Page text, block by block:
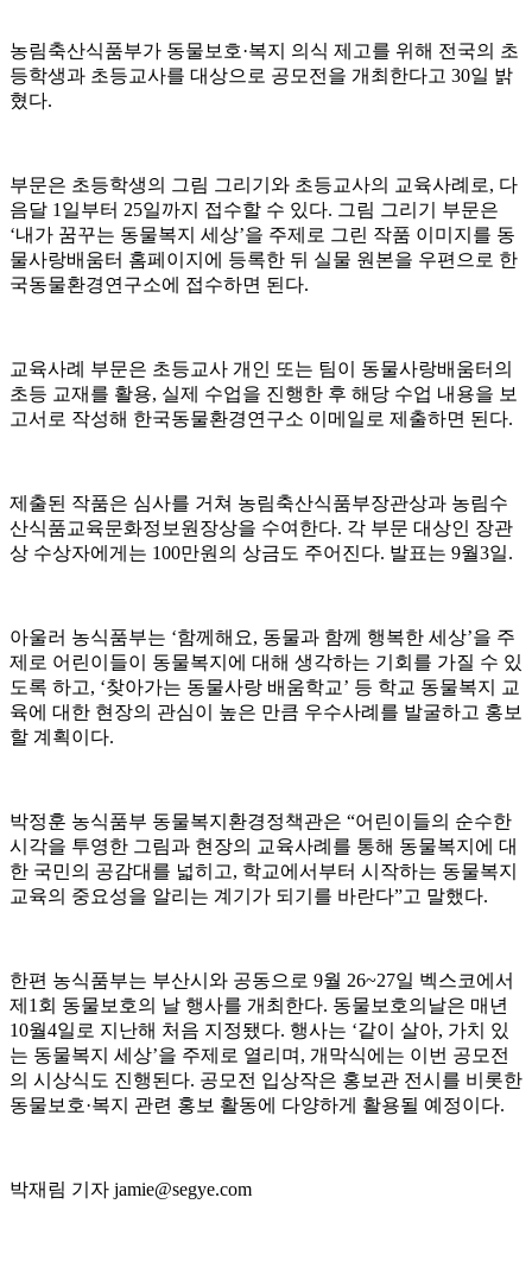
농림축산식품부가 동물보호·복지 의식 제고를 위해 전국의 초
등학생과 초등교사를 대상으로 공모전을 개최한다고 30일 밝
혔다.
부문은 초등학생의 그림 그리기와 초등교사의 교육사례로, 다
음달 1일부터 25일까지 접수할 수 있다. 그림 그리기 부문은
‘내가 꿈꾸는 동물복지 세상’을 주제로 그린 작품 이미지를 동
물사랑배움터 홈페이지에 등록한 뒤 실물 원본을 우편으로 한
국동물환경연구소에 접수하면 된다.
교육사례 부문은 초등교사 개인 또는 팀이 동물사랑배움터의
초등 교재를 활용, 실제 수업을 진행한 후 해당 수업 내용을 보
고서로 작성해 한국동물환경연구소 이메일로 제출하면 된다.
제출된 작품은 심사를 거쳐 농림축산식품부장관상과 농림수
산식품교육문화정보원장상을 수여한다. 각 부문 대상인 장관
상 수상자에게는 100만원의 상금도 주어진다. 발표는 9월3일.
아울러 농식품부는 ‘함께해요, 동물과 함께 행복한 세상’을 주
제로 어린이들이 동물복지에 대해 생각하는 기회를 가질 수 있
도록 하고, ‘찾아가는 동물사랑 배움학교’ 등 학교 동물복지 교
육에 대한 현장의 관심이 높은 만큼 우수사례를 발굴하고 홍보
할 계획이다.
박정훈 농식품부 동물복지환경정책관은 “어린이들의 순수한
시각을 투영한 그림과 현장의 교육사례를 통해 동물복지에 대
한 국민의 공감대를 넓히고, 학교에서부터 시작하는 동물복지
교육의 중요성을 알리는 계기가 되기를 바란다”고 말했다.
한편 농식품부는 부산시와 공동으로 9월 26~27일 벡스코에서
제1회 동물보호의 날 행사를 개최한다. 동물보호의날은 매년
10월4일로 지난해 처음 지정됐다. 행사는 ‘같이 살아, 가치 있
는 동물복지 세상’을 주제로 열리며, 개막식에는 이번 공모전
의 시상식도 진행된다. 공모전 입상작은 홍보관 전시를 비롯한
동물보호·복지 관련 홍보 활동에 다양하게 활용될 예정이다.
박재림 기자 jamie@segye.com